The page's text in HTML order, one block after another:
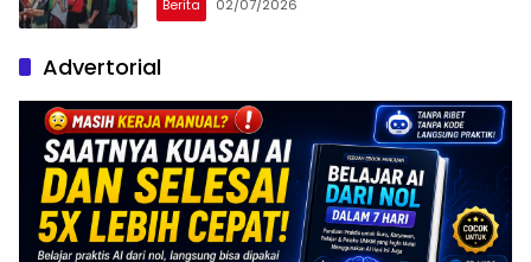
Berita 02/07/2026
Advertorial